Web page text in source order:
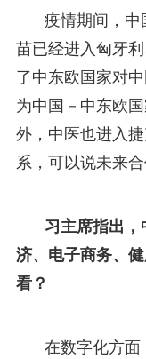
疫情期间，中
苗已经进入匈牙
了中东欧国家对
为中国－中东欧
外，中医也进入
系，可以说未来合
习主席指出
济、电子商务、
看？
在数字化方面